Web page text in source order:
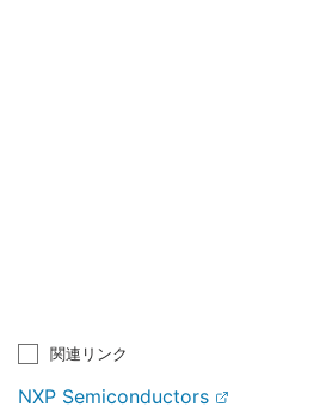
関連リンク
NXP Semiconductors